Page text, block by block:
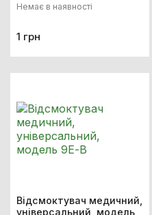
Немає в наявності
1 грн
Відсмоктувач медичний,
універсальний, модель